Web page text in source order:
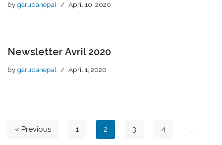
by garudanepal April 10, 2020
Newsletter Avril 2020
by garudanepal April 1, 2020
« Previous 1 2 3 4 …